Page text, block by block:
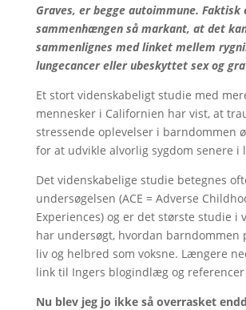
Graves, er begge autoimmune. Faktisk
sammenhængen så markant, at det
sammenlignes med linket mellem
lungecancer eller ubeskyttet sex og
Et stort videnskabeligt studie med
mennesker i Californien har vist, at
stressende oplevelser i barndommen
for at udvikle alvorlig sygdom senere i
Det videnskabelige studie betegnes
undersøgelsen (ACE = Adverse
Experiences) og er det største studie i
har undersøgt, hvordan barndommen
liv og helbred som voksne. Længere
link til Ingers blogindlæg og referencer
Nu blev jeg jo ikke så overrasket